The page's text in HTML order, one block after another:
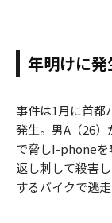
年明けに
事件は1月に首都
発生。男A（26
で脅しI-phoneを
返し刺して殺害
するバイクで逃